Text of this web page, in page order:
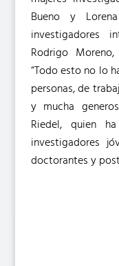
Bueno y
investigadores
Rodrigo
“Todo esto no lo
personas, de
y mucha
Riedel, quien
investigadores
doctorantes y